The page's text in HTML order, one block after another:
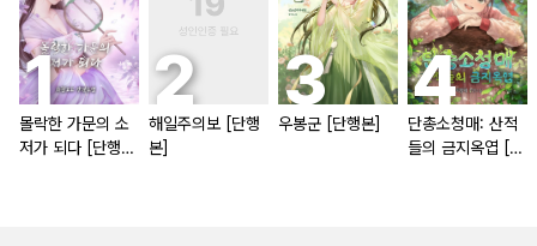
몰락한 가문의 소
저가 되다 [단행
해일주의보 [단행
본]
우봉군 [단행본]
단총소청매: 산적
들의 금지옥엽 [단